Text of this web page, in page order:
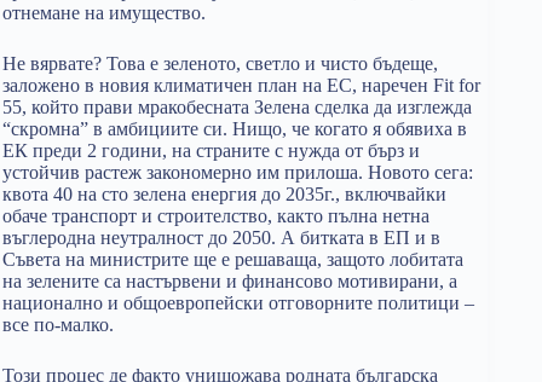
отнемане на имущество.
Не вярвате? Това е зеленото, светло и чисто бъдеще,
заложено в новия климатичен план на ЕС, наречен Fit for
55, който прави мракобесната Зелена сделка да изглежда
“скромна” в амбициите си. Нищо, че когато я обявиха в
ЕК преди 2 години, на страните с нужда от бърз и
устойчив растеж закономерно им прилоша. Новото сега:
квота 40 на сто зелена енергия до 2035г., включвайки
обаче транспорт и строителство, както пълна нетна
въглеродна неутралност до 2050. А битката в ЕП и в
Съвета на министрите ще е решаваща, защото лобитата
на зелените са настървени и финансово мотивирани, а
национално и общоевропейски отговорните политици –
все по-малко.
Този процес де факто унищожава родната българска